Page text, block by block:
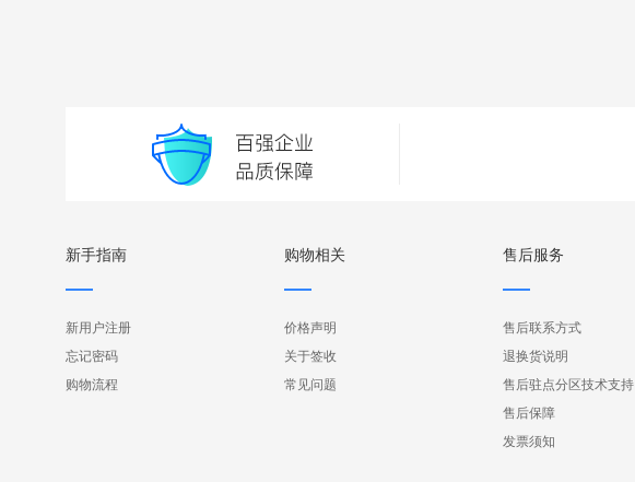
新手指南
新用户注册
忘记密码
购物流程
购物相关
价格声明
关于签收
常见问题
售后服务
售后联系方式
退换货说明
售后驻点分区技术支持
售后保障
发票须知